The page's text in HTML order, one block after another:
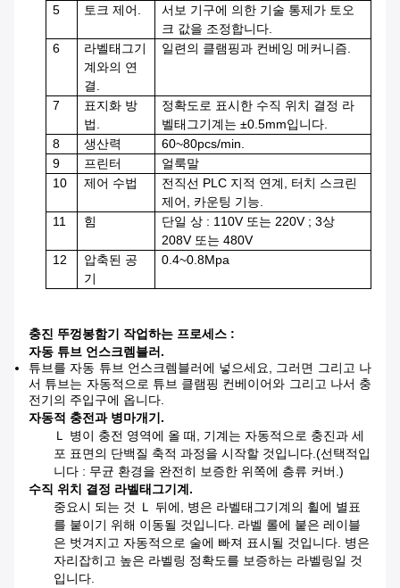
5 토크 제어.
서보 기구에 의한 기술 통제가 토오
크 값을 조정합니다.
6
라벨태그기
계와의 연
결.
일련의 클램핑과 컨베잉 메커니즘.
7
표지화 방
법.
정확도로 표시한 수직 위치 결정 라
벨태그기계는 ±0.5mm입니다.
8
생산력
60~80pcs/min.
9
프린터
얼룩말
10
제어 수법
전직선 PLC 지적 연계, 터치 스크린
제어, 카운팅 기능.
11
힘
단일 상 : 110V 또는 220V ; 3상
208V 또는 480V
12
압축된 공
기
0.4~0.8Mpa
충진 뚜껑봉함기
작업하는 프로세스 :
자동 튜브 언스크렘블러.
튜브를 자동 튜브 언스크렘블러에 넣으세요, 그러면 그리고 나
서 튜브는 자동적으로 튜브 클램핑 컨베이어와 그리고 나서 충
전기의 주입구에 옵니다.
자동적 충전과 병마개기.
Ｌ 병이 충전 영역에 올 때, 기계는 자동적으로 충진과 세
포 표면의 단백질 축적 과정을 시작할 것입니다.(선택적입
니다 : 무균 환경을 완전히 보증한 위쪽에 층류 커버.)
수직 위치 결정 라벨태그기계.
중요시 되는 것 Ｌ 뒤에, 병은 라벨태그기계의 휠에 별표
를 붙이기 위해 이동될 것입니다. 라벨 롤에 붙은 레이블
은 벗겨지고 자동적으로 술에 빠져 표시될 것입니다. 병은
자리잡히고 높은 라벨링 정확도를 보증하는 라벨링일 것
입니다.